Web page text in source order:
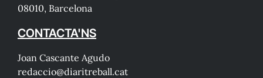
08010, Barcelona
CONTACTA'NS
Joan Cascante Agudo
redaccio@diaritreball.cat